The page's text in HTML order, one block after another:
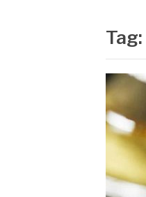
Tag: